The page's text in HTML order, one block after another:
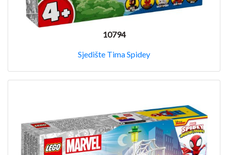
10794
Sjedište Tima Spidey